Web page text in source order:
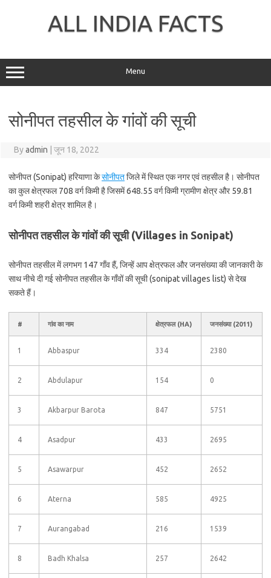
ALL INDIA FACTS
Menu
सोनीपत तहसील के गांवों की सूची
Byadmin जून 18, 2022
सोनीपत (Sonipat) हरियाणा केसोनीपतजिले में स्थित एक नगर एवं तहसील है। सोनीपत
का कुल क्षेत्रफल 708 वर्ग किमी है जिसमें 648.55 वर्ग किमी ग्रामीण क्षेत्र और 59.81
वर्ग किमी शहरी क्षेत्र शामिल है।
सोनीपत तहसील के गांवों की सूची (Villages in Sonipat)
सोनीपत तहसील में लगभग 147 गाँव हैं, जिन्हें आप क्षेत्रफल और जनसंख्या की जानकारी के
साथ नीचे दी गई सोनीपत तहसील के गाँवों की सूची (sonipat villages list) से देख
सकते हैं।
# गांव का नाम क्षेत्रफल (HA) जनसंख्या (2011)
1 Abbaspur 334 2380
2 Abdulapur 154 0
3 Akbarpur Barota 847 5751
4 Asadpur 433 2695
5 Asawarpur 452 2652
6 Aterna 585 4925
7 Aurangabad 216 1539
8 Badh Khalsa 257 2642